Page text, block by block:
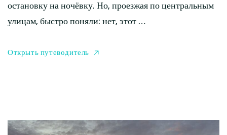
остановку на ночёвку. Но, проезжая по центральным
улицам, быстро поняли: нет, этот …
Открыть путеводитель